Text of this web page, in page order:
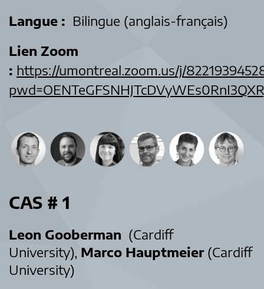
Langue : Bilingue (anglais-français)
Lien Zoom
: https://umontreal.zoom.us/j/
CAS # 1
Leon Gooberman (Cardiff
University), Marco Hauptmeier(Cardiff
University)